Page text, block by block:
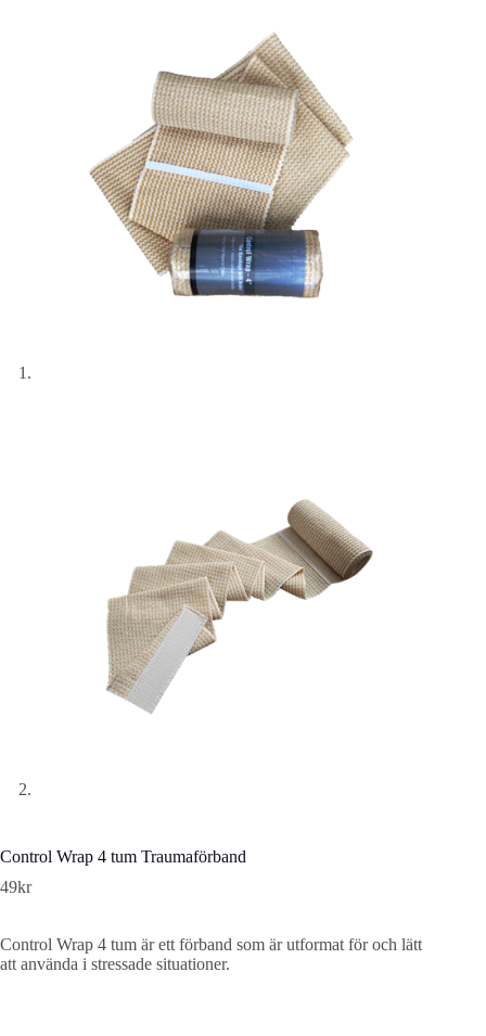
Control Wrap 4 tum Traumaförband
49kr
Control Wrap 4 tum är ett förband som är utformat för och lätt
att använda i stressade situationer.